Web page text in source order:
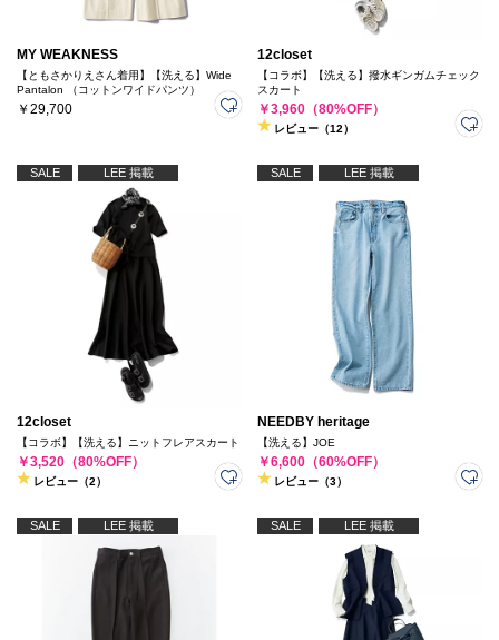
MY WEAKNESS
【ともさかりえさん着用】【洗える】Wide
Pantalon （コットンワイドパンツ）
￥29,700
12closet
【コラボ】【洗える】撥水ギンガムチェック
スカート
￥3,960（80%OFF）
レビュー（12）
SALE LEE 掲載
12closet
【コラボ】【洗える】ニットフレアスカート
￥3,520（80%OFF）
レビュー（2）
SALE LEE 掲載
NEEDBY heritage
【洗える】JOE
￥6,600（60%OFF）
レビュー（3）
SALE LEE 掲載 SALE LEE 掲載